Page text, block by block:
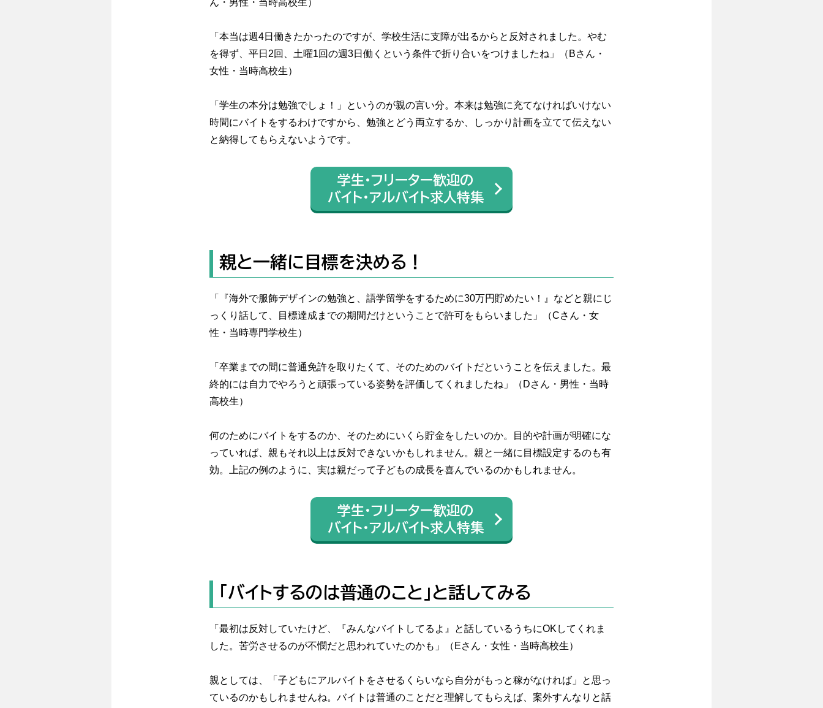
ん・男性・当時高校生）
「本当は週4日働きたかったのですが、学校生活に支障が出るからと反対されました。やむ
を得ず、平日2回、土曜1回の週3日働くという条件で折り合いをつけましたね」（Bさん・
女性・当時高校生）
「学生の本分は勉強でしょ！」というのが親の言い分。本来は勉強に充てなければいけない
時間にバイトをするわけですから、勉強とどう両立するか、しっかり計画を立てて伝えない
と納得してもらえないようです。
学生・フリーター歓迎の
バイト・アルバイト求人特集
親と一緒に目標を決める！
「『海外で服飾デザインの勉強と、語学留学をするために30万円貯めたい！』などと親にじ
っくり話して、目標達成までの期間だけということで許可をもらいました」（Cさん・女
性・当時専門学校生）
「卒業までの間に普通免許を取りたくて、そのためのバイトだということを伝えました。最
終的には自力でやろうと頑張っている姿勢を評価してくれましたね」（Dさん・男性・当時
高校生）
何のためにバイトをするのか、そのためにいくら貯金をしたいのか。目的や計画が明確にな
っていれば、親もそれ以上は反対できないかもしれません。親と一緒に目標設定するのも有
効。上記の例のように、実は親だって子どもの成長を喜んでいるのかもしれません。
学生・フリーター歓迎の
バイト・アルバイト求人特集
「バイトするのは普通のこと」と話してみる
「最初は反対していたけど、『みんなバイトしてるよ』と話しているうちにOKしてくれま
した。苦労させるのが不憫だと思われていたのかも」（Eさん・女性・当時高校生）
親としては、「子どもにアルバイトをさせるくらいなら自分がもっと稼がなければ」と思っ
ているのかもしれませんね。バイトは普通のことだと理解してもらえば、案外すんなりと話